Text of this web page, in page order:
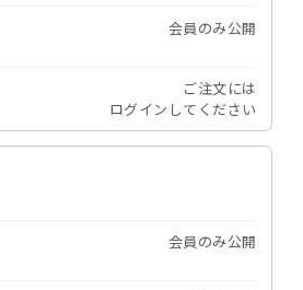
会員のみ公開
ご注文には
ログイン してください
会員のみ公開